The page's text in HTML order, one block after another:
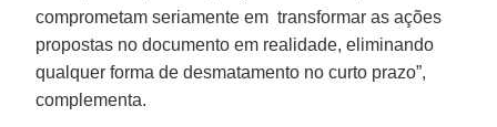
comprometam seriamente em transformar as ações
propostas no documento em realidade, eliminando
qualquer forma de desmatamento no curto prazo”,
complementa.